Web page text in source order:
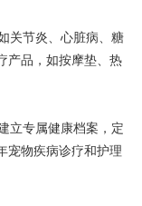
关节炎、心脏病、糖
产品，如按摩垫、热
立专属健康档案，定
宠物疾病诊疗和护理